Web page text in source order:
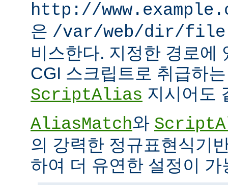
http://
은 /var/web/dir/
비스한다. 지정한 경로에
CGI 스크립트로 취급하
ScriptAlias 지시어도
AliasMatch와
의 강력한 정규표현식기
하여 더 유연한 설정이